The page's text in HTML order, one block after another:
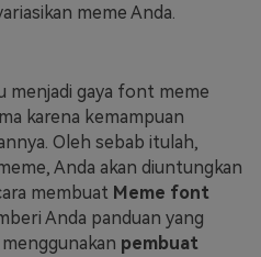
meme Anda.
menjadi gaya font meme
karena kemampuan
Oleh sebab itulah,
Anda akan diuntungkan
membuat Meme font
Anda panduan yang
pembuat